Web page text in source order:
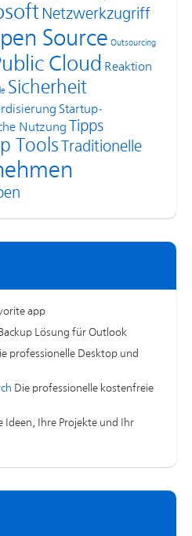
Netzwerkzugriff
Source Outsourcing
Cloud Reaktion
Sicherheit
Startup-
Nutzung Tipps
Tools
Traditionelle
app
Backup Lösung für Outlook
professionelle Desktop und
Die professionelle kostenfreie
Ideen, Ihre Projekte und Ihr